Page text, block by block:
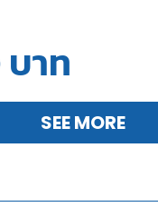
บาท
SEE MORE